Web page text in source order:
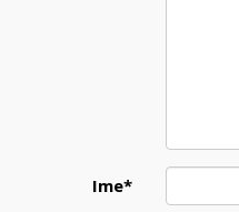
Ime*